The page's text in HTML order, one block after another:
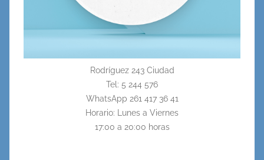
Rodríguez 243 Ciudad
Tel: 5 244 576
WhatsApp 261 417 36 41
Horario: Lunes a Viernes
17:00 a 20:00 horas